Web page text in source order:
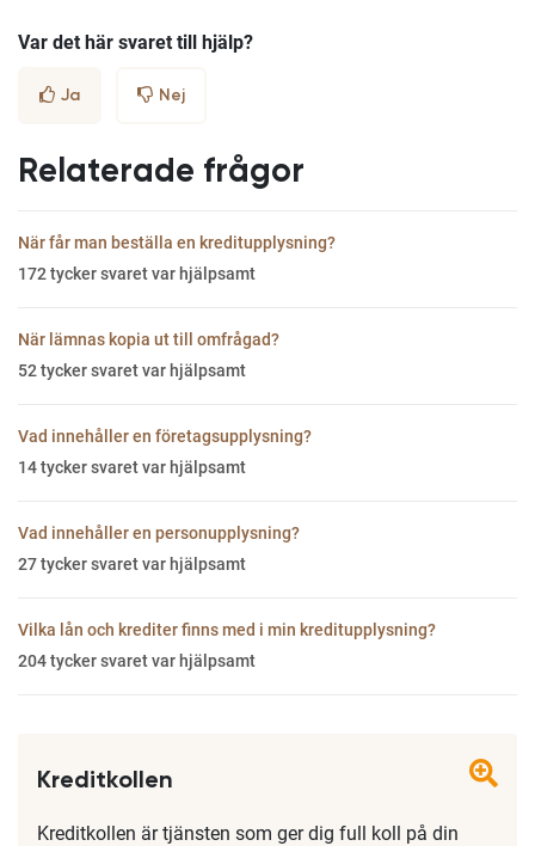
Var det här svaret till hjälp?
Ja Nej
Relaterade frågor
När får man beställa en kreditupplysning?
172tycker svaret var hjälpsamt
När lämnas kopia ut till omfrågad?
52tycker svaret var hjälpsamt
Vad innehåller en företagsupplysning?
14tycker svaret var hjälpsamt
Vad innehåller en personupplysning?
27tycker svaret var hjälpsamt
Vilka lån och krediter finns med i min kreditupplysning?
204tycker svaret var hjälpsamt
Kreditkollen
Kreditkollen är tjänsten som ger dig full koll på din